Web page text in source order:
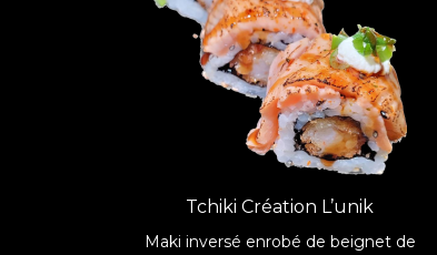
Tchiki Création L’unik
Maki inversé enrobé de beignet de